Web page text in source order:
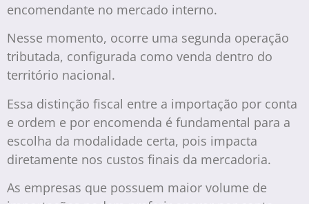
encomendante no mercado interno.
Nesse momento, ocorre uma segunda operação
tributada, configurada como venda dentro do
território nacional.
Essa distinção fiscal entre a importação por conta
e ordem e por encomenda é fundamental para a
escolha da modalidade certa, pois impacta
diretamente nos custos finais da mercadoria.
As empresas que possuem maior volume de